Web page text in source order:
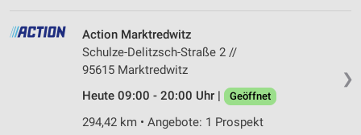
❯
Action Marktredwitz
Schulze-Delitzsch-Straße 2 //
95615 Marktredwitz
Heute 09:00 - 20:00 Uhr |
Geöffnet
294,42 km • Angebote: 1 Prospekt